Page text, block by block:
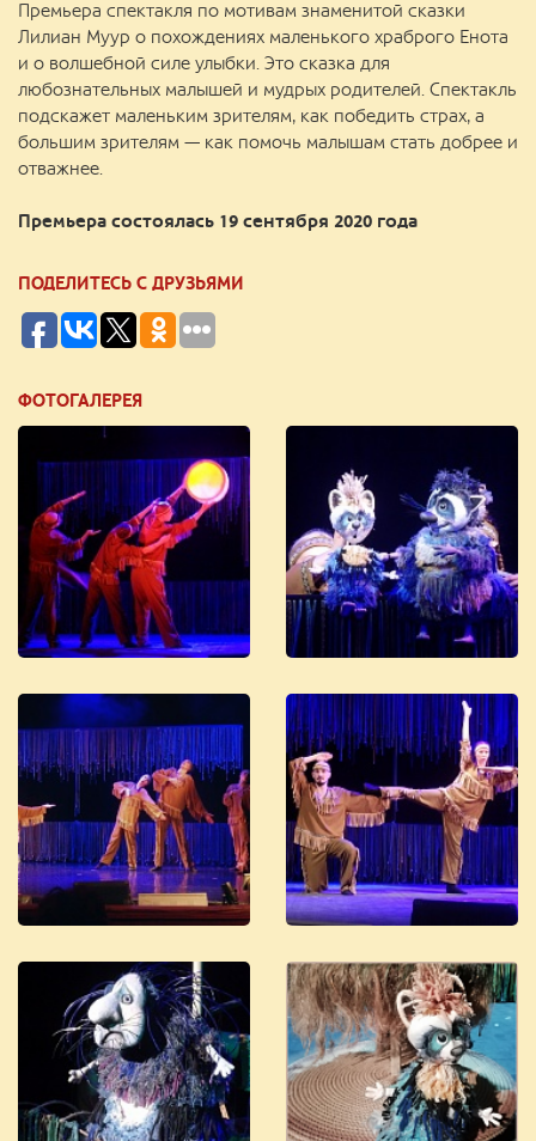
Премьера спектакля по мотивам знаменитой сказки
Лилиан Муур о похождениях маленького храброго Енота
и о волшебной силе улыбки. Это сказка для
любознательных малышей и мудрых родителей. Спектакль
подскажет маленьким зрителям, как победить страх, а
большим зрителям — как помочь малышам стать добрее и
отважнее.
Премьера состоялась 19 сентября 2020 года
ПОДЕЛИТЕСЬ С ДРУЗЬЯМИ
ФОТОГАЛЕРЕЯ